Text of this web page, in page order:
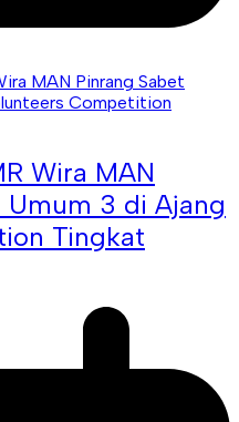
Wira MAN
Umum 3 di Ajang
Tingkat